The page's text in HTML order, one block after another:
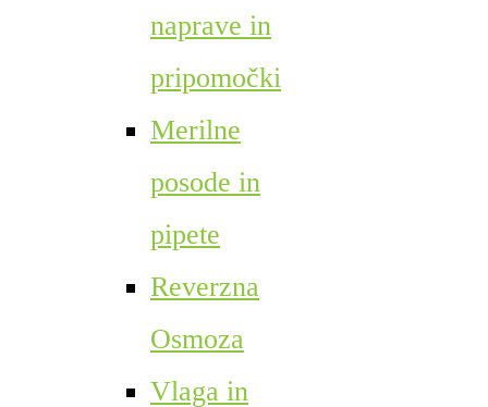
naprave in
pripomočki
Merilne
posode in
pipete
Reverzna
Osmoza
Vlaga in